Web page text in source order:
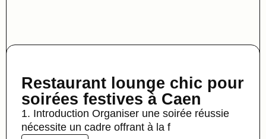
Restaurant lounge chic pour
soirées festives à Caen
1. Introduction Organiser une soirée réussie
nécessite un cadre offrant à la f